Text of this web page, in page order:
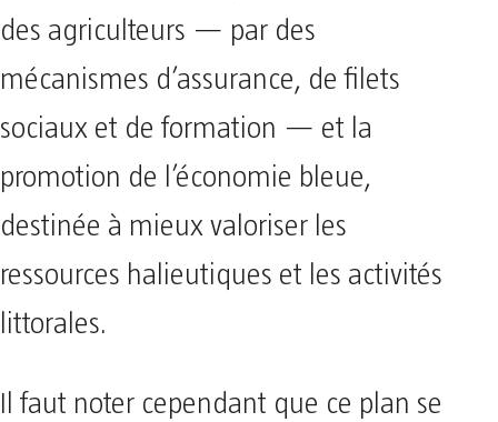
des agriculteurs — par des
mécanismes d’assurance, de filets
sociaux et de formation — et la
promotion de l’économie bleue,
destinée à mieux valoriser les
ressources halieutiques et les activités
littorales.
Il faut noter cependant que ce plan se